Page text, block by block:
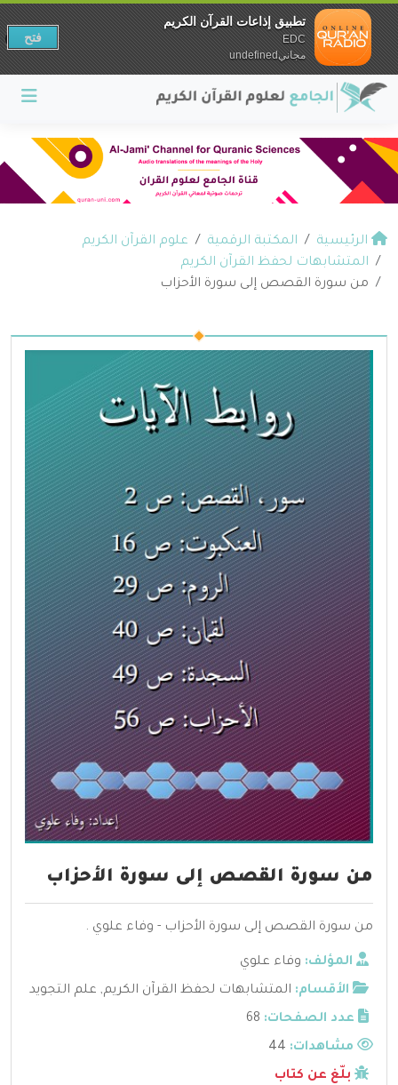
الرئيسية المكتبة الرقمية
علوم القرآن الكريم
المتشابهات لحفظ القرآن الكريم
من سورة القصص إلى سورة الأحزاب
من سورة القصص إلى سورة الأحزاب
من سورة القصص إلى سورة الأحزاب - وفاء علوي .
المؤلف: وفاء علوي
الأقسام: المتشابهات لحفظ القرآن الكريم, علم التجويد
عدد الصفحات: 68
مشاهدات:
بلّغ عن كتاب
تطبيق إذاعات القرآن الكريم
EDC
مجانيundefined
فتح